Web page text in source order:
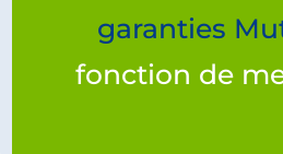
garanties
fonction de